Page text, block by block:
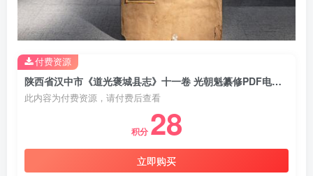
陕西省汉中市《道光褒城县志》十一卷 光朝魁纂修PDF电子版地方志下载
此内容为付费资源，请付费后查看
积分 28
立即购买
付费资源